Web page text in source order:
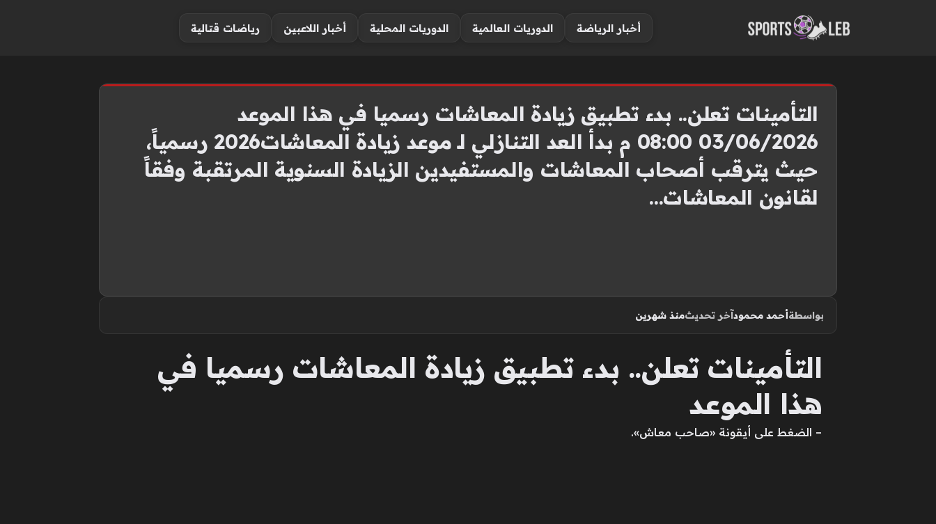
أخبار الرياضة الدوريات العالمية الدوريات المحلية أخبار اللاعبين رياضات قتالية
التأمينات تعلن.. بدء تطبيق زيادة المعاشات رسميا في هذا الموعد
03/06/2026 08:00 م بدأ العد التنازلي لـ موعد زيادة المعاشات2026 رسمياً،
حيث يترقب أصحاب المعاشات والمستفيدين الزيادة السنوية المرتقبة وفقاً
لقانون المعاشات…
بواسطةأحمد محمودآخر تحديثمنذ شهرين
التأمينات تعلن.. بدء تطبيق زيادة المعاشات رسميا في
هذا الموعد
– الضغط على أيقونة «صاحب معاش».